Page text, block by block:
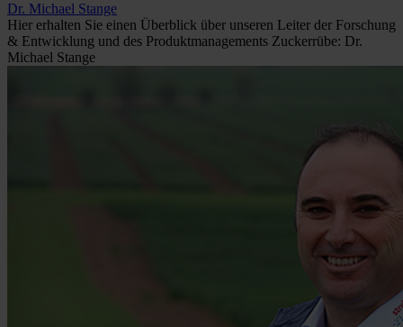
Dr. Michael Stange
Hier erhalten Sie einen Überblick über unseren Leiter der Forschung
& Entwicklung und des Produktmanagements Zuckerrübe: Dr.
Michael Stange